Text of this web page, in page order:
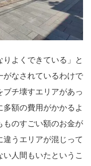
よくできている」と
がなされているわけで
チ壊すエリアがあっ
額の費用がかかるよ
ものすごい額のお金が
うエリアが混じって
人間もいたというこ